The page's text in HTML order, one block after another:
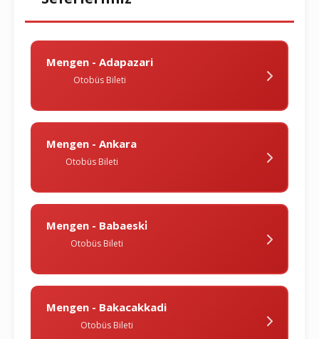
Mengen - Adapazari
Otobüs Bileti
Mengen - Ankara
Otobüs Bileti
Mengen - Babaeski̇
Otobüs Bileti
Mengen - Bakacakkadi
Otobüs Bileti